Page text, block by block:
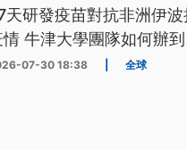
天研發疫苗對抗非洲伊
情 牛津大學團隊如何辦
07-30 18:38 全球